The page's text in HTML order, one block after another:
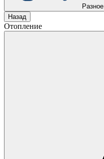
Разное
Назад
Отопление